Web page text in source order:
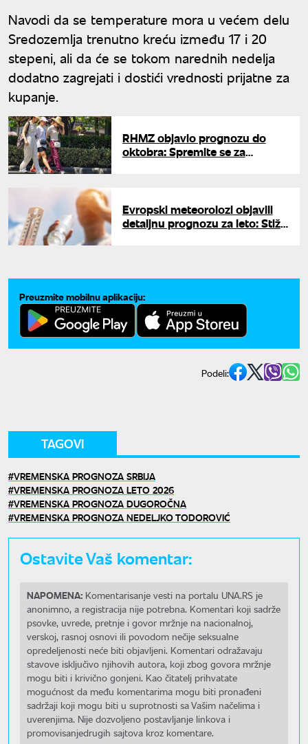
Navodi da se temperature mora u većem delu
Sredozemlja trenutno kreću između 17 i 20
stepeni, ali da će se tokom narednih nedelja
dodatno zagrejati i dostići vrednosti prijatne za
kupanje.
RHMZ objavio prognozu do
oktobra: Spremite se za
Evropski meteorolozi objavili
detaljnu prognozu za leto: Stiže
Preuzmite mobilnu aplikaciju:
Podeli:
TAGOVI
VREMENSKA PROGNOZA SRBIJA
VREMENSKA PROGNOZA LETO 2026
VREMENSKA PROGNOZA DUGOROČNA
VREMENSKA PROGNOZA NEDELJKO TODOROVIĆ
Ostavite Vaš komentar:
NAPOMENA: Komentarisanje vesti na portalu UNA.RS je
anonimno, a registracija nije potrebna. Komentari koji sadrže
psovke, uvrede, pretnje i govor mržnje na nacionalnoj,
verskoj, rasnoj osnovi ili povodom nečije seksualne
opredeljenosti neće biti objavljeni. Komentari odražavaju
stavove isključivo njihovih autora, koji zbog govora mržnje
mogu biti i krivično gonjeni. Kao čitatelj prihvatate
mogućnost da među komentarima mogu biti pronađeni
sadržaji koji mogu biti u suprotnosti sa Vašim načelima i
uverenjima. Nije dozvoljeno postavljanje linkova i
promovisanjedrugih sajtova kroz komentare.